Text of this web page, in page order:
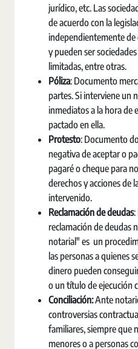
jurídico, etc. Las
de acuerdo con la
independientemente de
y pueden ser
limitadas, entre otras.
Póliza: Documento
partes. Si interviene un
inmediatos a la hora de
pactado en ella.
Protesto: Documento
negativa de aceptar o
pagaré o cheque para
derechos y acciones de
intervenido.
Reclamación de deudas:
reclamación de deudas
notarial" es un
las personas a quienes
dinero pueden
o un título de ejecución
Conciliación:Ante
controversias
familiares, siempre que
menores o a personas